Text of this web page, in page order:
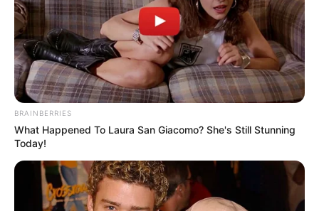
BRAINBERRIES
What Happened To Laura San Giacomo? She's Still Stunning
Today!